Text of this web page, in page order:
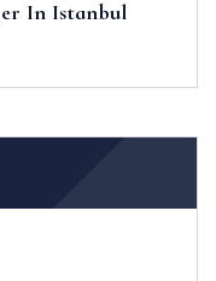
In Istanbul